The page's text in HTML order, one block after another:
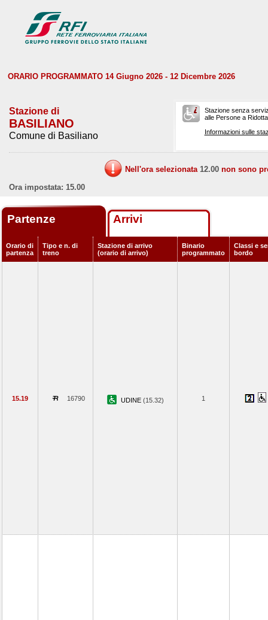
ORARIO PROGRAMMATO 14 Giugno 2026 - 12 Dicembre 2026
Stazione di
BASILIANO
Comune di Basiliano
Stazione senza
alle Persone a
Informazioni sulle
Nell'ora selezionata 12.00 non sono
Ora impostata: 15.00
Partenze Arrivi
Orario di
partenza
Tipo e n. di
treno
Stazione di arrivo
(orario di arrivo)
Binario
programmato
Classi e
bordo
15.19 16790 UDINE (15.32) 1